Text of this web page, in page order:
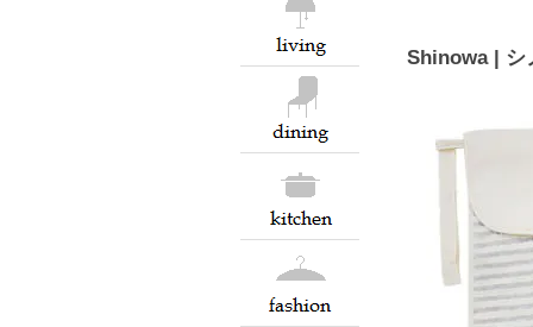
Shinowa |